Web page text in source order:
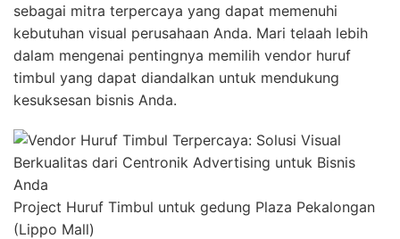
sebagai mitra terpercaya yang dapat memenuhi
kebutuhan visual perusahaan Anda. Mari telaah lebih
dalam mengenai pentingnya memilih vendor huruf
timbul yang dapat diandalkan untuk mendukung
kesuksesan bisnis Anda.
Project Huruf Timbul untuk gedung Plaza Pekalongan
(Lippo Mall)